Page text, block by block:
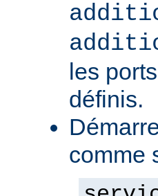
les
définis.
comme